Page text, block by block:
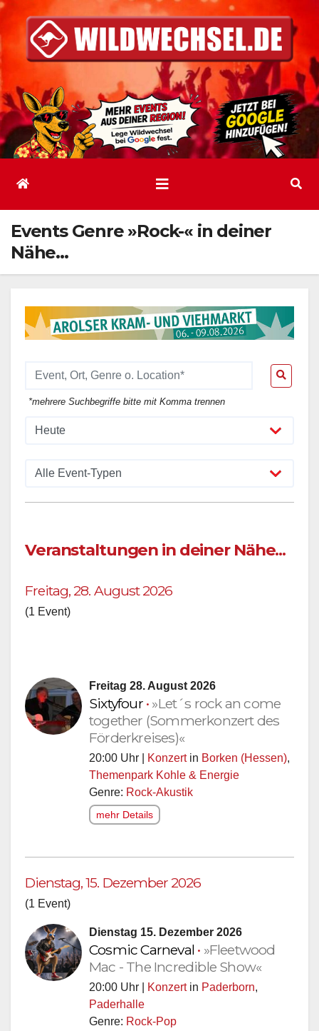
Inhalt
springen
Events Genre »Rock-« in deiner
Nähe…
*mehrere Suchbegriffe bitte mit Komma trennen
Veranstaltungen in deiner Nähe...
Freitag, 28. August 2026
(1 Event)
Freitag 28. August 2026
Sixtyfour • »Let´s rock an come
together (Sommerkonzert des
Förderkreises)«
20:00 Uhr | Konzertin Borken (Hessen),
Themenpark Kohle & Energie
Genre: Rock-Akustik
mehr Details
Dienstag, 15. Dezember 2026
(1 Event)
Dienstag 15. Dezember 2026
Cosmic Carneval • »Fleetwood
Mac - The Incredible Show«
20:00 Uhr | Konzertin Paderborn,
Paderhalle
Genre: Rock-Pop